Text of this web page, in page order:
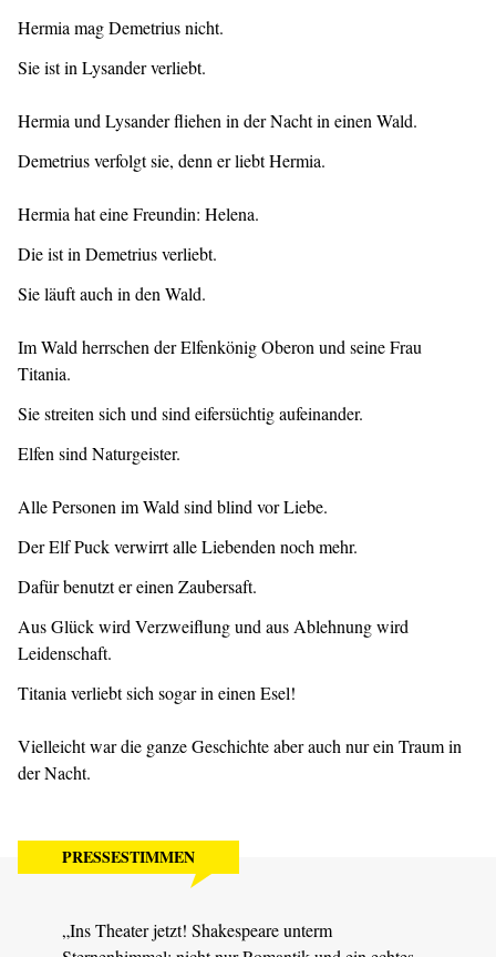
Hermia mag Demetrius nicht.
Sie ist in Lysander verliebt.
Hermia und Lysander fliehen in der Nacht in einen Wald.
Demetrius verfolgt sie, denn er liebt Hermia.
Hermia hat eine Freundin: Helena.
Die ist in Demetrius verliebt.
Sie läuft auch in den Wald.
Im Wald herrschen der Elfenkönig Oberon und seine Frau
Titania.
Sie streiten sich und sind eifersüchtig aufeinander.
Elfen sind Naturgeister.
Alle Personen im Wald sind blind vor Liebe.
Der Elf Puck verwirrt alle Liebenden noch mehr.
Dafür benutzt er einen Zaubersaft.
Aus Glück wird Verzweiflung und aus Ablehnung wird
Leidenschaft.
Titania verliebt sich sogar in einen Esel!
Vielleicht war die ganze Geschichte aber auch nur ein Traum in
der Nacht.
PRESSESTIMMEN
„Ins Theater jetzt! Shakespeare unterm